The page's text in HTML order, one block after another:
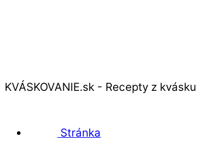
KVÁSKOVANIE.sk - Recepty z kvásku
Stránka